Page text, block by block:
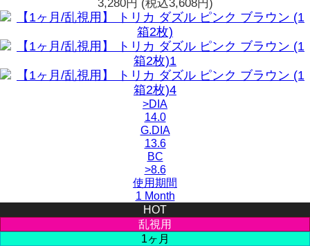
3,280円 (税込3,608円)
>DIA
14.0
G.DIA
13.6
BC
>8.6
使用期間
1 Month
HOT
乱視用
1ヶ月